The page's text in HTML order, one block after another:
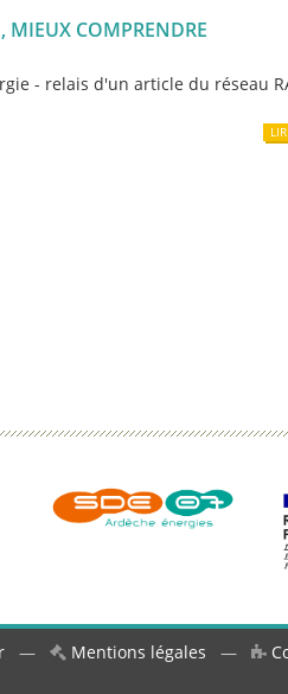
MIEUX COMPRENDRE
- relais d'un article du réseau
— Mentions légales —